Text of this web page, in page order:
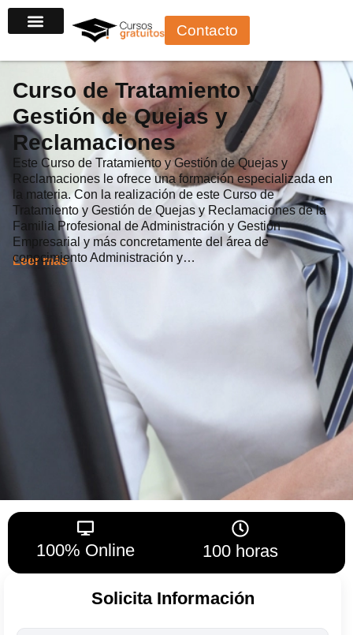
al
Contacto
Curso de Tratamiento y
Gestión de Quejas y
Reclamaciones
Este Curso de Tratamiento y Gestión de Quejas y
Reclamaciones le ofrece una formación especializada en
la materia. Con la realización de este Curso de
Tratamiento y Gestión de Quejas y Reclamaciones de la
Familia Profesional de Administración y Gestión
Empresarial y más concretamente del área de
conocimiento Administración y…
Leer más
100% Online 100 horas
Solicita Información
Todos